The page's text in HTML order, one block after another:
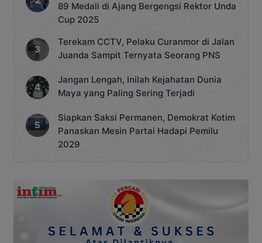
89 Medali di Ajang Bergengsi Rektor Unda
Cup 2025
Terekam CCTV, Pelaku Curanmor di Jalan
Juanda Sampit Ternyata Seorang PNS
Jangan Lengah, Inilah Kejahatan Dunia
Maya yang Paling Sering Terjadi
Siapkan Saksi Permanen, Demokrat Kotim
Panaskan Mesin Partai Hadapi Pemilu
2029